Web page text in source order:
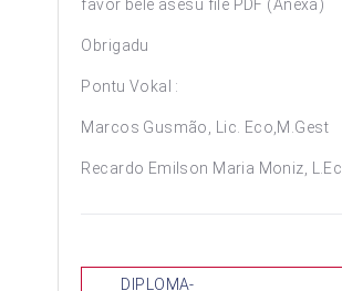
favor bele asesu file PDF (Anexa)
Obrigadu
Pontu Vokal :
Marcos Gusmão, Lic. Eco,M.Gest
Recardo Emilson Maria Moniz, L.Ec
DIPLOMA-